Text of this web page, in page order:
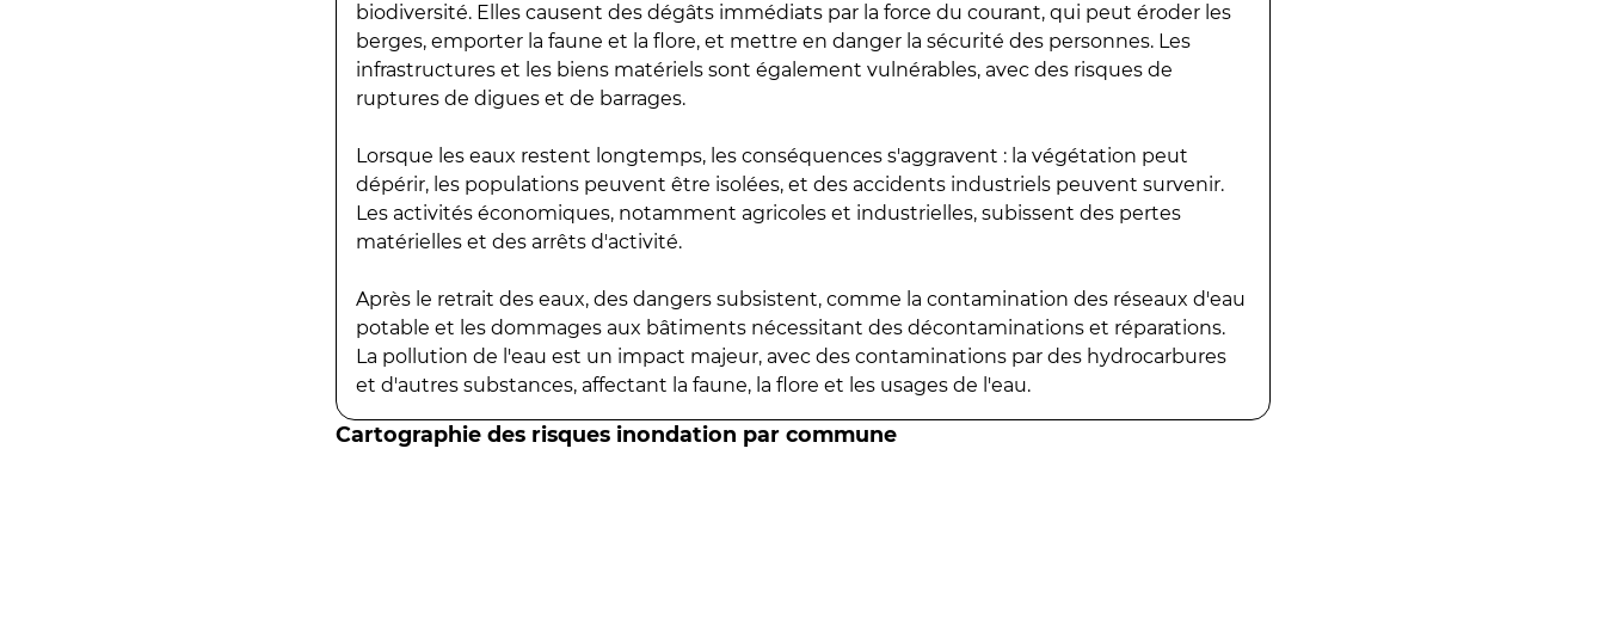
biodiversité. Elles causent des dégâts immédiats par la force du courant, qui peut éroder les
berges, emporter la faune et la flore, et mettre en danger la sécurité des personnes. Les
infrastructures et les biens matériels sont également vulnérables, avec des risques de
ruptures de digues et de barrages.
Lorsque les eaux restent longtemps, les conséquences s'aggravent : la végétation peut
dépérir, les populations peuvent être isolées, et des accidents industriels peuvent survenir.
Les activités économiques, notamment agricoles et industrielles, subissent des pertes
matérielles et des arrêts d'activité.
Après le retrait des eaux, des dangers subsistent, comme la contamination des réseaux d'eau
potable et les dommages aux bâtiments nécessitant des décontaminations et réparations.
La pollution de l'eau est un impact majeur, avec des contaminations par des hydrocarbures
et d'autres substances, affectant la faune, la flore et les usages de l'eau.
Cartographie des risques inondation par commune